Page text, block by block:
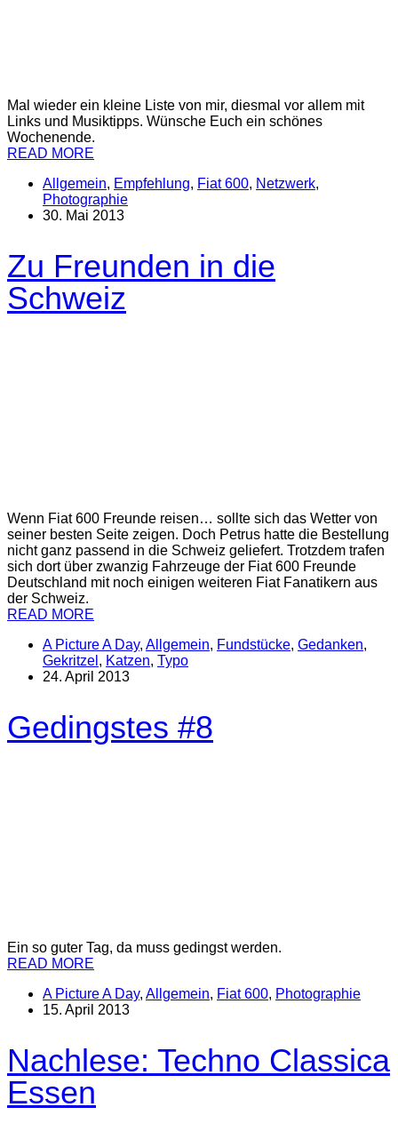
Mal wieder ein kleine Liste von mir, diesmal vor allem mit
Links und Musiktipps. Wünsche Euch ein schönes
Wochenende.
READ MORE
Allgemein, Empfehlung, Fiat 600, Netzwerk,
Photographie
30. Mai 2013
Zu Freunden in die
Schweiz
Wenn Fiat 600 Freunde reisen… sollte sich das Wetter von
seiner besten Seite zeigen. Doch Petrus hatte die Bestellung
nicht ganz passend in die Schweiz geliefert. Trotzdem trafen
sich dort über zwanzig Fahrzeuge der Fiat 600 Freunde
Deutschland mit noch einigen weiteren Fiat Fanatikern aus
der Schweiz.
READ MORE
A Picture A Day, Allgemein, Fundstücke, Gedanken,
Gekritzel , Katzen, Typo
24. April 2013
Gedingstes #8
Ein so guter Tag, da muss gedingst werden.
READ MORE
A Picture A Day, Allgemein, Fiat 600, Photographie
15. April 2013
Nachlese: Techno Classica
Essen